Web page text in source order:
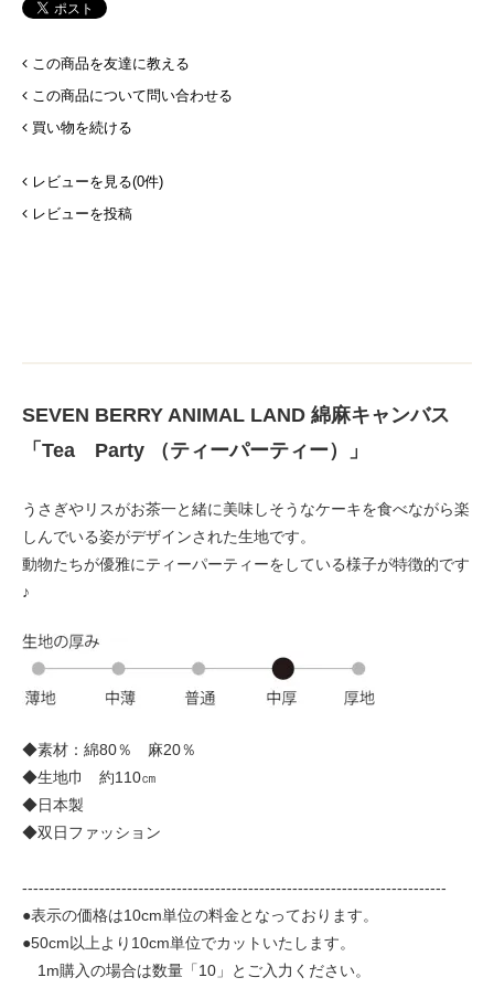
この商品を友達に教える
この商品について問い合わせる
買い物を続ける
レビューを見る(0件)
レビューを投稿
SEVEN BERRY ANIMAL LAND 綿麻キャンバス
「Tea Party （ティーパーティー）」
うさぎやリスがお茶一と緒に美味しそうなケーキを食べながら楽
しんでいる姿がデザインされた生地です。
動物たちが優雅にティーパーティーをしている様子が特徴的です
♪
◆素材：綿80％ 麻20％
◆生地巾 約110㎝
◆日本製
◆双日ファッション
-----------------------------------------------------------------------------
●表示の価格は10cm単位の料金となっております。
●50cm以上より10cm単位でカットいたします。
1m購入の場合は数量「10」とご入力ください。